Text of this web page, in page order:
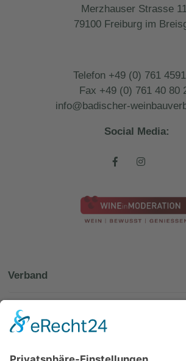
Merzhauser Strasse
79100 Freiburg im
Telefon +49 (0) 761
Fax +49 (0) 761 40 80
info@badischer-
Social Media:
Verband
Badischer Wein
Weinhoheiten